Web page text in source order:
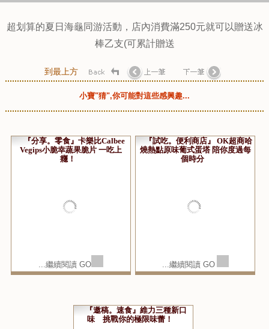
如果不想要吃太多冰棒的話，消費滿250元也可以選擇海龜吊
飾，海龜吊飾也很可愛，且活動滿250元就送乙支，如果多人
同遊一起結帳的話，以此類推可以送很多次，無上限的
1000元就可以送4支，以此類推！